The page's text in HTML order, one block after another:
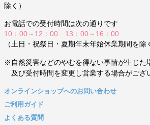
除く）
お電話での受付時間は次の通りです
10：00～12：00 13：00～16：00
（土日・祝祭日・夏期年末年始休業期間を除
※自然災害などのやむを得ない事情が生じた
及び受付時間を変更し営業する場合がござ
オンラインショップへのお問い合わせ
ご利用ガイド
よくある質問